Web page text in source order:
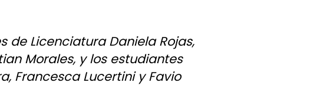
de Licenciatura Daniela Rojas,
Morales, y los estudiantes
Francesca Lucertini y Favio